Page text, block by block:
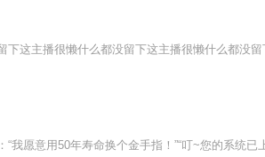
下这主播很懒什么都没留下这主播很懒什么都没留